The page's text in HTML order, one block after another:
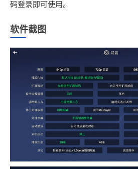
码登录即可使用。
软件截图